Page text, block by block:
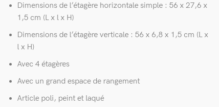
Dimensions de l’étagère horizontale simple : 56 x 27,6 x
1,5 cm (L x l x H)
Dimensions de l’étagère verticale : 56 x 6,8 x 1,5 cm (L x
l x H)
Avec 4 étagères
Avec un grand espace de rangement
Article poli, peint et laqué